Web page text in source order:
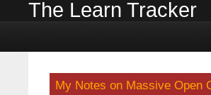
The Learn Tracker
My Notes on Massive Open